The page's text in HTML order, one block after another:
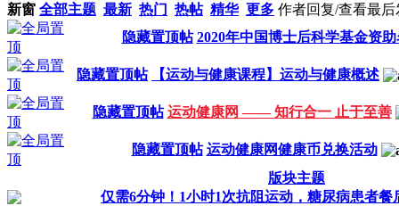
新窗 全部主题 最新 热门 热帖 精华 更多 作者回复/查看最后
隐藏置顶帖 2020年中国博士后科学基金资
隐藏置顶帖 【运动与健康课程】运动与健康概述
隐藏置顶帖 运动健康网 —— 知行合一 止于至善
隐藏置顶帖 运动健康网健康币兑换活动
版块主题
仅需6分钟！1小时1次抗阻运动，糖尿病患者餐